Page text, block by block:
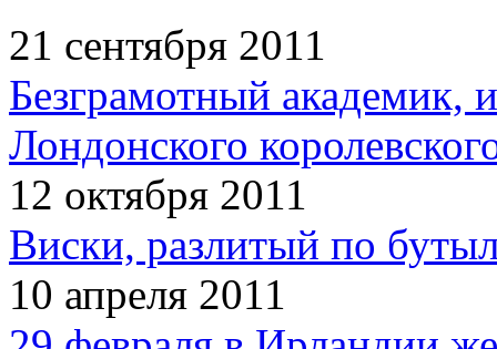
21 сентября 2011
Безграмотный академик,
Лондонского
12 октября 2011
Виски, разлитый по
10 апреля 2011